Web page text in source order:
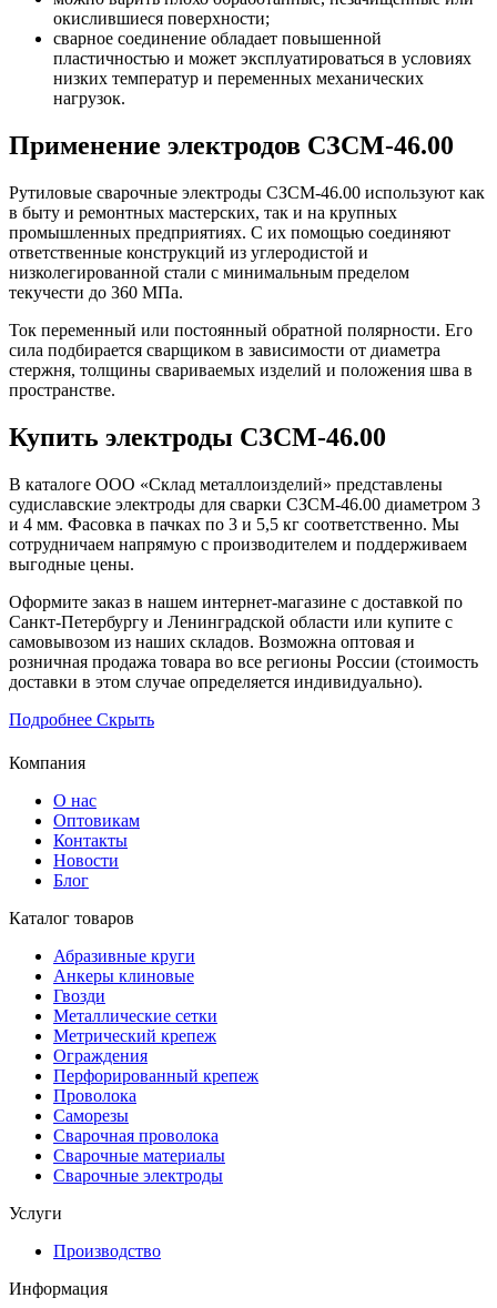
окислившиеся поверхности;
сварное соединение обладает повышенной
пластичностью и может эксплуатироваться в условиях
низких температур и переменных механических
нагрузок.
Применение электродов СЗСМ-46.00
Рутиловые сварочные электроды СЗСМ-46.00 используют как
в быту и ремонтных мастерских, так и на крупных
промышленных предприятиях. С их помощью соединяют
ответственные конструкций из углеродистой и
низколегированной стали с минимальным пределом
текучести до 360 МПа.
Ток переменный или постоянный обратной полярности. Его
сила подбирается сварщиком в зависимости от диаметра
стержня, толщины свариваемых изделий и положения шва в
пространстве.
Купить электроды СЗСМ-46.00
В каталоге ООО «Склад металлоизделий» представлены
судиславские электроды для сварки СЗСМ-46.00 диаметром 3
и 4 мм. Фасовка в пачках по 3 и 5,5 кг соответственно. Мы
сотрудничаем напрямую с производителем и поддерживаем
выгодные цены.
Оформите заказ в нашем интернет-магазине с доставкой по
Санкт-Петербургу и Ленинградской области или купите с
самовывозом из наших складов. Возможна оптовая и
розничная продажа товара во все регионы России (стоимость
доставки в этом случае определяется индивидуально).
Подробнее Скрыть
Компания
О нас
Оптовикам
Контакты
Новости
Блог
Каталог товаров
Абразивные круги
Анкеры клиновые
Гвозди
Металлические сетки
Метрический крепеж
Ограждения
Перфорированный крепеж
Проволока
Саморезы
Сварочная проволока
Сварочные материалы
Сварочные электроды
Услуги
Производство
Информация